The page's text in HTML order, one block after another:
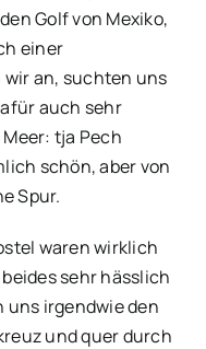
Golf von Mexiko,
einer
an, suchten uns
auch sehr
tja Pech
schön, aber von
Spur.
waren wirklich
sehr hässlich
uns irgendwie den
und quer durch